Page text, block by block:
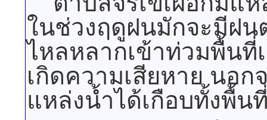
ในช่วงฤดูฝนมักจะมีฝน
ไหลหลากเข้าท่วมพื้นที่
เกิดความเสียหาย นอก
แหล่งน้ำได้เกือบทั้งพื้น